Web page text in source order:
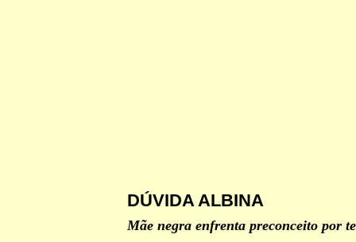
DÚVIDA ALBINA
Mãe negra enfrenta preconceito por